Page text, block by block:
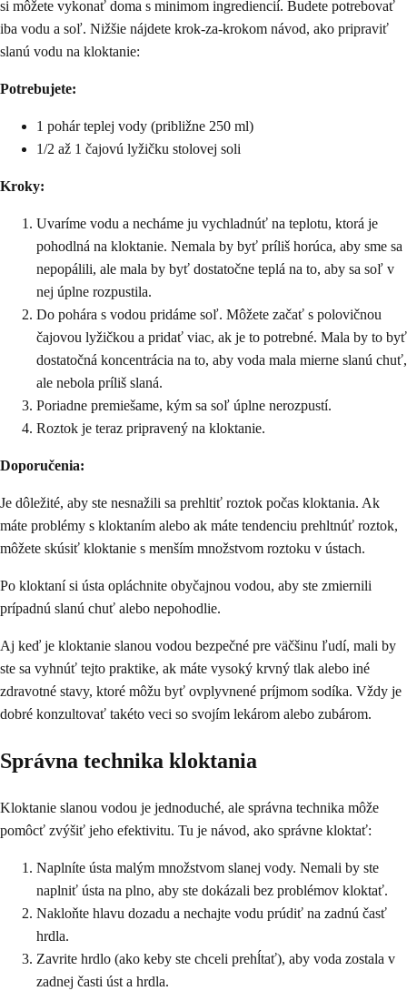
si môžete vykonať doma s minimom ingrediencií. Budete potrebovať
iba vodu a soľ. Nižšie nájdete krok-za-krokom návod, ako pripraviť
slanú vodu na kloktanie:
Potrebujete:
1 pohár teplej vody (približne 250 ml)
1/2 až 1 čajovú lyžičku stolovej soli
Kroky:
Uvaríme vodu a necháme ju vychladnúť na teplotu, ktorá je
pohodlná na kloktanie. Nemala by byť príliš horúca, aby sme sa
nepopálili, ale mala by byť dostatočne teplá na to, aby sa soľ v
nej úplne rozpustila.
Do pohára s vodou pridáme soľ. Môžete začať s polovičnou
čajovou lyžičkou a pridať viac, ak je to potrebné. Mala by to byť
dostatočná koncentrácia na to, aby voda mala mierne slanú chuť,
ale nebola príliš slaná.
Poriadne premiešame, kým sa soľ úplne nerozpustí.
Roztok je teraz pripravený na kloktanie.
Doporučenia:
Je dôležité, aby ste nesnažili sa prehltiť roztok počas kloktania. Ak
máte problémy s kloktaním alebo ak máte tendenciu prehltnúť roztok,
môžete skúsiť kloktanie s menším množstvom roztoku v ústach.
Po kloktaní si ústa opláchnite obyčajnou vodou, aby ste zmiernili
prípadnú slanú chuť alebo nepohodlie.
Aj keď je kloktanie slanou vodou bezpečné pre väčšinu ľudí, mali by
ste sa vyhnúť tejto praktike, ak máte vysoký krvný tlak alebo iné
zdravotné stavy, ktoré môžu byť ovplyvnené príjmom sodíka. Vždy je
dobré konzultovať takéto veci so svojím lekárom alebo zubárom.
Správna technika kloktania
Kloktanie slanou vodou je jednoduché, ale správna technika môže
pomôcť zvýšiť jeho efektivitu. Tu je návod, ako správne kloktať:
Naplníte ústa malým množstvom slanej vody. Nemali by ste
naplniť ústa na plno, aby ste dokázali bez problémov kloktať.
Nakloňte hlavu dozadu a nechajte vodu prúdiť na zadnú časť
hrdla.
Zavrite hrdlo (ako keby ste chceli prehĺtať), aby voda zostala v
zadnej časti úst a hrdla.